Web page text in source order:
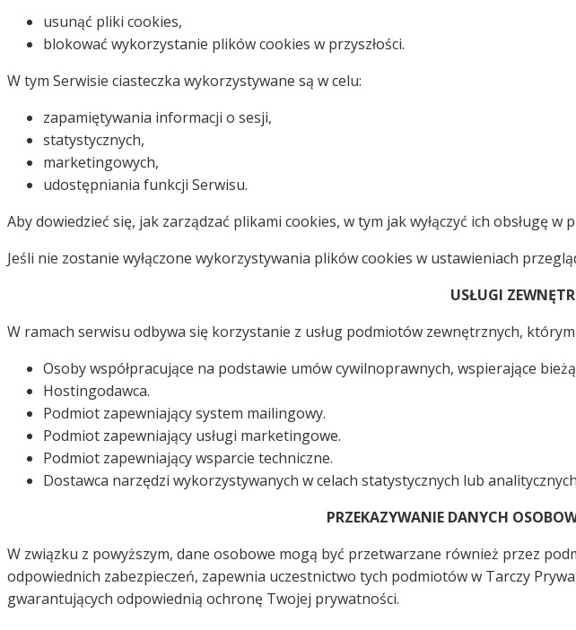
usunąć pliki cookies,
blokować wykorzystanie plików cookies w przyszłości.
W tym Serwisie ciasteczka wykorzystywane są w celu:
zapamiętywania informacji o sesji,
statystycznych,
marketingowych,
udostępniania funkcji Serwisu.
Aby dowiedzieć się, jak zarządzać plikami cookies, w tym jak wyłączyć ich obsługę
Jeśli nie zostanie wyłączone wykorzystywania plików cookies w ustawieniach
USŁUGI
W ramach serwisu odbywa się korzystanie z usług podmiotów zewnętrznych,
Osoby współpracujące na podstawie umów cywilnoprawnych, wspierające
Hostingodawca.
Podmiot zapewniający system mailingowy.
Podmiot zapewniający usługi marketingowe.
Podmiot zapewniający wsparcie techniczne.
Dostawca narzędzi wykorzystywanych w celach statystycznych lub
PRZEKAZYWANIE DANYCH
W związku z powyższym, dane osobowe mogą być przetwarzane również przez
odpowiednich zabezpieczeń, zapewnia uczestnictwo tych podmiotów w Tarczy
gwarantujących odpowiednią ochronę Twojej prywatności.